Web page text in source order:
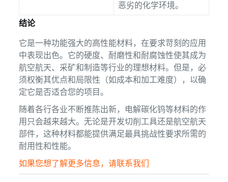
恶劣的化学环境。
结论
它是一种功能强大的高性能材料，在要求苛刻的应用
中表现出色。它的硬度、耐磨性和耐腐蚀性使其成为
航空航天、采矿和制造等行业的理想材料。但是，必
须权衡其优点和局限性（如成本和加工难度），以确
定它是否适合您的项目。
随着各行各业不断推陈出新，电解碳化钨等材料的作
用只会越来越大。无论是开发切削工具还是航空航天
部件，这种材料都能提供满足最具挑战性要求所需的
耐用性和性能。
如果您想了解更多信息，请联系我们